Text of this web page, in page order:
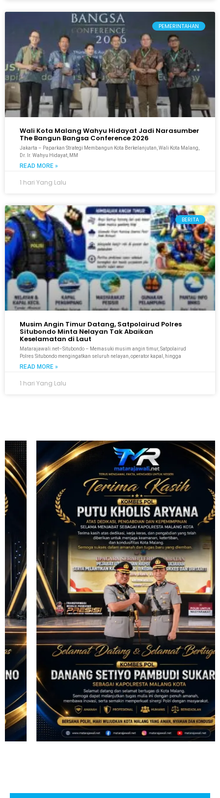
PEMERINTAHAN
Wali Kota Malang Wahyu Hidayat Jadi Narasumber
The Bangun Bangsa Conference 2026
Jakarta – Paparkan Strategi Membangun Kota Berkelanjutan, Wali Kota Malang,
Dr. Ir. Wahyu Hidayat, MM
READ MORE »
1 hari Yang Lalu
BERITA
Musim Angin Timur Datang, Satpolairud Polres
Situbondo Minta Nelayan Tak Abaikan
Keselamatan di Laut
Matarajawali.net–Situbondo – Memasuki musim angin timur, Satpolairud
Polres Situbondo mengingatkan seluruh nelayan, operator kapal, hingga
READ MORE »
1 hari Yang Lalu